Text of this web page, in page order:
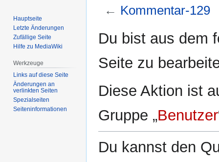
← Kommentar-129
Navigation
Suche
Du bist aus dem
Seite zu
Diese Aktion ist
Gruppe „Benutzer
Du kannst den
Hauptseite
Letzte Änderungen
Zufällige Seite
Hilfe zu MediaWiki
Werkzeuge
Links auf diese Seite
Änderungen an
verlinkten Seiten
Spezialseiten
Seiten­­informationen